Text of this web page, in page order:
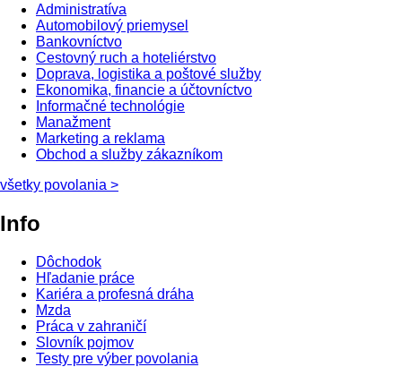
Administratíva
Automobilový priemysel
Bankovníctvo
Cestovný ruch a hoteliérstvo
Doprava, logistika a poštové služby
Ekonomika, financie a účtovníctvo
Informačné technológie
Manažment
Marketing a reklama
Obchod a služby zákazníkom
všetky povolania >
Info
Dôchodok
Hľadanie práce
Kariéra a profesná dráha
Mzda
Práca v zahraničí
Slovník pojmov
Testy pre výber povolania